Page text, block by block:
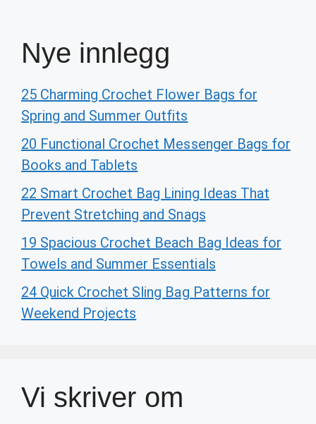
Nye innlegg
25 Charming Crochet Flower Bags for
Spring and Summer Outfits
20 Functional Crochet Messenger Bags for
Books and Tablets
22 Smart Crochet Bag Lining Ideas That
Prevent Stretching and Snags
19 Spacious Crochet Beach Bag Ideas for
Towels and Summer Essentials
24 Quick Crochet Sling Bag Patterns for
Weekend Projects
Vi skriver om